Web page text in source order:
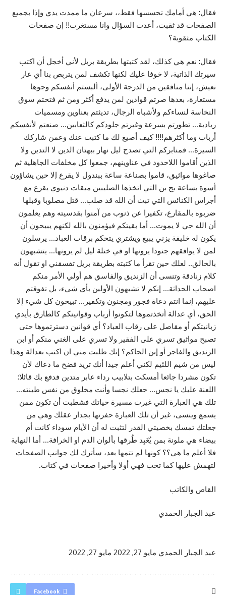
فقال: هي أمامك تحسسها فقط،، سرعان ما ممدت يدي وإذا بجميع
الصفحات قد ثقبت، أعدت السؤال وانا مستغرب!! إن صفحات
الكتاب مثقوبة؟
فقال: نعم هي كذلك، لقد كتبتها بطريقة بريل لأني أخجل أن اكتب
سيرتك الذاتية، لا خوفا عليك لكنها تكشف لمن يتربص بنا أي عار
نعيش، إننا منافقين من الدرجة الأولى، ألبستم أنفسكم وجوها
مستعارة، بعدها صرتم قوادين لمن يدفع أكثر ومن ثم فتحتم سوق
النخاسة لنساءكم ولأشباه الرجال، تديثتم بعناوين ومسميات
ريادية… تطورتم بسرعة وغيرتم جلودكم كالثعابين… صنعتم لأنفسكم
أرباب وما أكثرهم!!!! كيف أصيغ لك ما كتبت عنك وعمن شاركك
السيرة… فمنابركم التي تصدح ليل نهار ببهتان الدين لا التدين ولا
الذين أقاموا اللاحدود في عناوينهم، جمعوا كل مخلفات الجاهلية ثم
صاغوها مواثيق، قاموا بصناعة ساعة ببندول لا يقرع إلا حين يشاؤون
أسوة بساعة بج بن التي اتخذها الصليبين ميقات دنيوي يقرع مع
أجراس الكنائس التي تبث أن الله قد صلب… قتل مصلوبا وقبلها
ضربوه بالمقارع، تكفيرا عن ذنوب من آمنوا بقدسيته وهم يعلمون
أن الله حي لا يموت… أما بقيتكم فيؤمنون بالله لكنهم يبيحون أن
يكون له خليفة يزني يبيع ويشتري يتحكم برقاب العباد… يرسلون
لمن لا يوافقهم جنودا يرونها او في ختلة ليل لم يرونها… يتشبهون
بالخالق.. لعلك حين تقرأ ما كتبته بطريقة بريل تفسقني او تقول أنه
كلام زنادقة وتنسى أن الزنديق والفاسق هم أولي الأمر منكم
اصحاب الحداثة… إنكم لا تشبهون الأولين بأي شيء، بل تفوقتم
عليهم، إنما انتم دعاة فجور ومجنون وتكفير… تبيحون كل شيء إلا
الحق، أي عدالة أتخذتموها لتكونوا أرباب وقوانينكم كالطارق بأيدي
زبانيتكم أو مقاصل على رقاب العباد؟ أي قوانين دسترتموها حتى
تصبح مواثيق تسري على الفقير ولا تسري على الغني منكم أو ابن
الزنديق والفاجر أو إبن الحاكم؟ إنك طلبت مني ان اكتب بعدالة وهذا
ليس من شيم اللئيم لكني أعلم جيدا أنك تريد فضح ما دعاك لأن
تكون مشردا جائعا أمسكت بتلابيب رداء عابر متدين فدفع بك قائلا:
اللعنة عليك يا نجس… جعلك نجسا وأنت مخلوق من نفس طينته…
تلك هي العبارة التي غيرت مسيرة حياتك فشطبت أن تكون ممن
يسمع وينسى، غير أن تلك العبارة حفرتها بجدار عقلك وهي من
جعلتك تمسك بخصيتي القدر لتثبت له أن الأيام سوداء كانت أم
بيضاء هي ملونة بمن يُعَبِد طُرقها بألوان الدم او الخرافة… أما النهاية
فلا أعلم ما هي؟؟ كونها لم تتمها بعد، سأترك لك جوانب الصفحات
لتهمش عليها كما تحب فهي أولا وأخيرا صفحات في كتاب.
القاص والكاتب
عبد الجبار الحمدي
عبد الجبار الحمدي مايو 27, 2022 مايو 27, 2022
Facebook